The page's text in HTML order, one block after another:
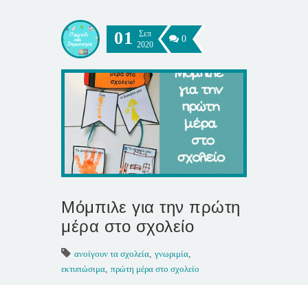
01
Σεπ
2020
0
Μόμπιλε για την πρώτη
μέρα στο σχολείο
ανοίγουν τα σχολεία, γνωριμία,
εκτυπώσιμα, πρώτη μέρα στο σχολείο